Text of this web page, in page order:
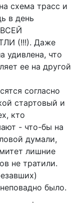
схема трасс и
в день
(!!!). Даже
удивлена, что
ее на другой
согласно
стартовый и
кто
- что-бы на
думали,
лишние
не тратили.
было.